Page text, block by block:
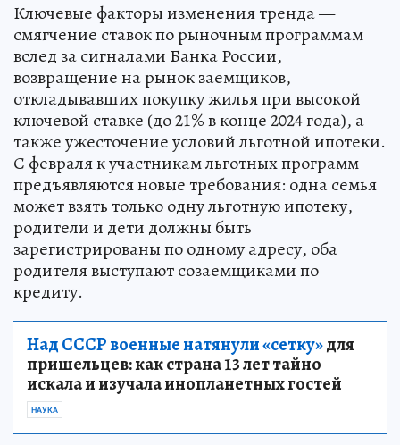
Ключевые факторы изменения тренда —
смягчение ставок по рыночным программам
вслед за сигналами Банка России,
возвращение на рынок заемщиков,
откладывавших покупку жилья при высокой
ключевой ставке (до 21% в конце 2024 года), а
также ужесточение условий льготной ипотеки.
С февраля к участникам льготных программ
предъявляются новые требования: одна семья
может взять только одну льготную ипотеку,
родители и дети должны быть
зарегистрированы по одному адресу, оба
родителя выступают созаемщиками по
кредиту.
Над СССР военные натянули «сетку»для
пришельцев: как страна 13 лет тайно
искала и изучала инопланетных гостей
НАУКА